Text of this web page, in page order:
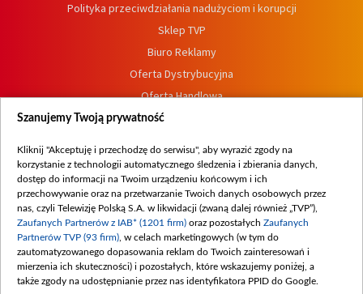
Polityka przeciwdziałania nadużyciom i korupcji
Sklep TVP
Biuro Reklamy
Oferta Dystrybucyjna
Oferta Handlowa
Dostępność
Procedura zgłoszeń wewnętrznych
Szanujemy Twoją prywatność
Kliknij "Akceptuję i przechodzę do serwisu", aby wyrazić zgody na
korzystanie z technologii automatycznego śledzenia i zbierania danych,
dostęp do informacji na Twoim urządzeniu końcowym i ich
przechowywanie oraz na przetwarzanie Twoich danych osobowych przez
nas, czyli Telewizję Polską S.A. w likwidacji (zwaną dalej również „TVP”),
Zaufanych Partnerów z IAB* (1201 firm) oraz pozostałych Zaufanych
Partnerów TVP (93 firm) , w celach marketingowych (w tym do
zautomatyzowanego dopasowania reklam do Twoich zainteresowań i
mierzenia ich skuteczności) i pozostałych, które wskazujemy poniżej, a
także zgody na udostępnianie przez nas identyfikatora PPID do Google.